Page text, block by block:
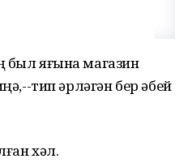
был яғына магазин
тип әрләгән бер әбей
хәл.